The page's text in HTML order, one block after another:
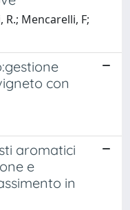
Mencarelli, F;
con
aromatici
e
in